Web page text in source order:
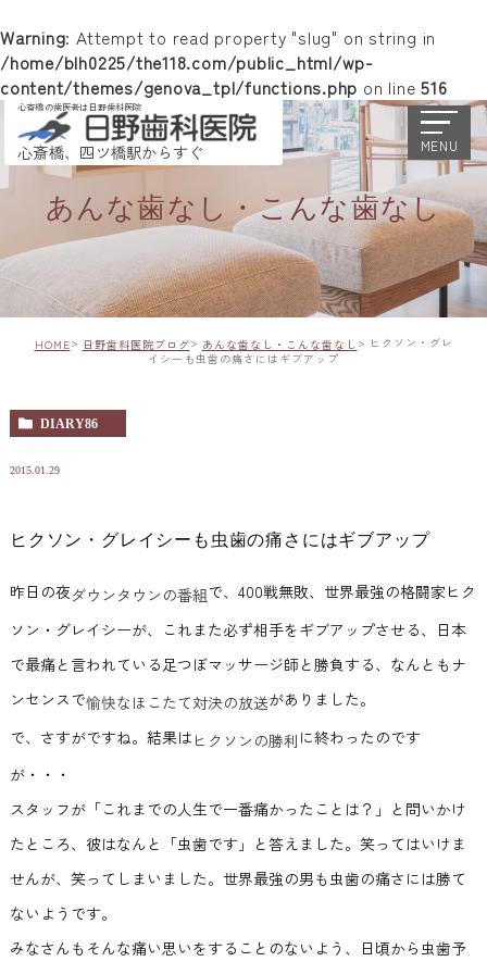
Warning: Attempt to read property "slug" on string in
/home/blh0225/the118.com/public_html/wp-
content/themes/genova_tpl/functions.php on line516
心斎橋の歯医者は日野歯科医院
心斎橋、四ツ橋駅からすぐ MENU
あんな歯なし・こんな歯なし
HOME 日野歯科医院ブログ あんな歯なし・こんな歯なし
ヒクソン・グレ
イシーも虫歯の痛さにはギブアップ
DIARY86
2015.01.29
ヒクソン・グレイシーも虫歯の痛さにはギブアップ
昨日の夜ダウンタウンの番組で、400戦無敗、世界最強の格闘家ヒク
ソン・グレイシーが、これまた必ず相手をギブアップさせる、日本
で最痛と言われている足つぼマッサージ師と勝負する、なんともナ
ンセンスで愉快なほこたて対決の放送がありました。
で、さすがですね。結果は ヒクソンの勝利 に終わったのです
が・・・
スタッフが「これまでの人生で一番痛かったことは？」と問いかけ
たところ、彼はなんと「虫歯です」と答えました。笑ってはいけま
せんが、笑ってしまいました。世界最強の男も虫歯の痛さには勝て
ないようです。
みなさんもそんな痛い思いをすることのないよう、日頃から虫歯予